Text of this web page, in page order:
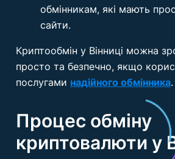
обмінникам, які мають
сайти.
Криптообмін у Вінниці можна
просто та безпечно, якщо
послугами надійного обмінника.
Процес обміну
криптовалюти у